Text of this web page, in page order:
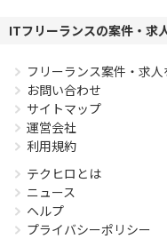
ITフリーランスの案件・求
フリーランス案件・求人
お問い合わせ
サイトマップ
運営会社
利用規約
テクヒロとは
ニュース
ヘルプ
プライバシーポリシー